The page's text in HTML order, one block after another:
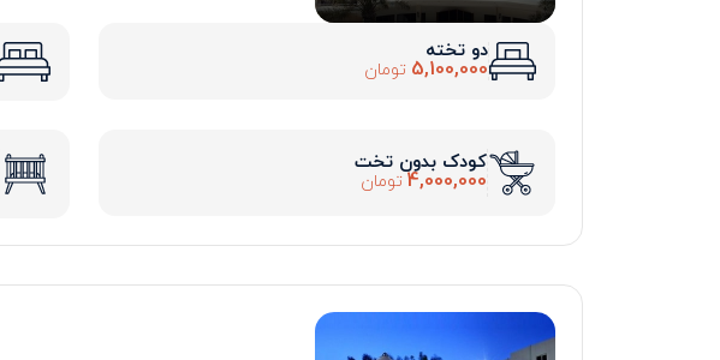
دو تخته
5,100,000 تومان
کودک بدون تخت
4,000,000 تومان